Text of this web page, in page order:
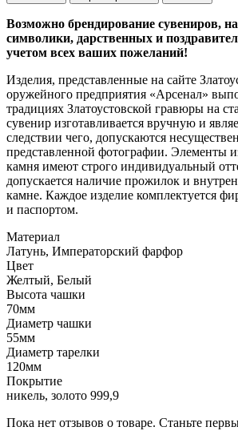
Возможно брендирование сувениров,
символики, дарственных и
учетом всех ваших пожеланий!
Изделия, представленные на сайте
оружейного предприятия «Арсенал»
традициях Златоустовской гравюры на
сувенир изготавливается вручную и
следствии чего, допускаются
представленной фотографии. Элементы
камня имеют строго индивидуальный
допускается наличие прожилок и
камне. Каждое изделие комплектуется
и паспортом.
Материал
Латунь, Императорский фарфор
Цвет
Желтый, Белый
Высота чашки
70мм
Диаметр чашки
55мм
Диаметр тарелки
120мм
Покрытие
никель, золото 999,9
Пока нет отзывов о товаре. Станьте